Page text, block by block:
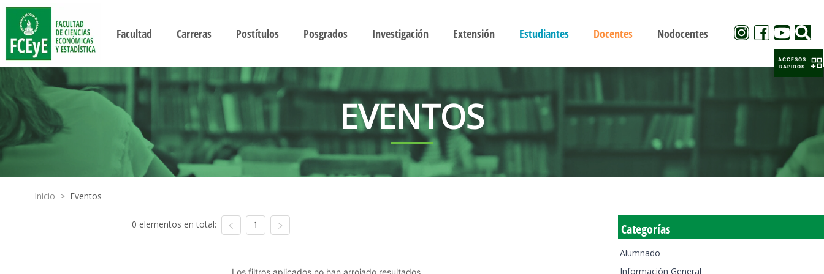
Facultad Carreras Postítulos Posgrados Investigación Extensión Estudiantes Docentes Nodocentes
EVENTOS
Inicio > Eventos
0 elementos en total: 1
Los filtros aplicados no han arrojado resultados
Categorías
Alumnado
Información General
ACCESOS
RAPIDOS